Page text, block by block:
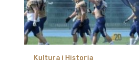
Kultura i Historia